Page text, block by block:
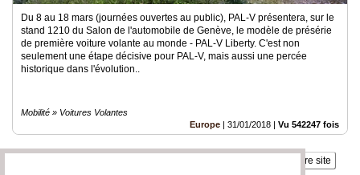
Du 8 au 18 mars (journées ouvertes au public), PAL-V présentera, sur le
stand 1210 du Salon de l'automobile de Genève, le modèle de présérie
de première voiture volante au monde - PAL-V Liberty. C'est non
seulement une étape décisive pour PAL-V, mais aussi une percée
historique dans l'évolution..
Mobilité » Voitures Volantes
Europe | 31/01/2018 | Vu 542247 fois
Insérez sur votre site